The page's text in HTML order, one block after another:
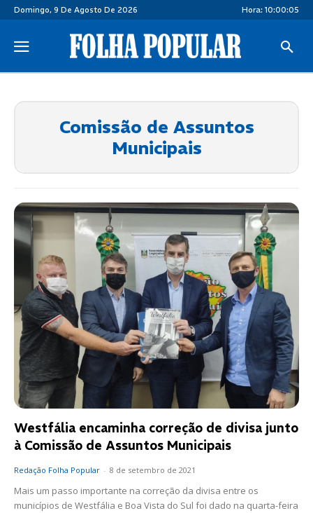
Domingo, 9 De Agosto De 2026 Hora:10:00:06
Comissão de Assuntos
Municipais
Westfália encaminha correção de divisa junto
à Comissão de Assuntos Municipais
Redação Folha Popular - 8 de setembro de 2021
Mais um passo importante na correção da divisa entre os
municípios de Westfália e Boa Vista do Sul foi dado na quarta-feira